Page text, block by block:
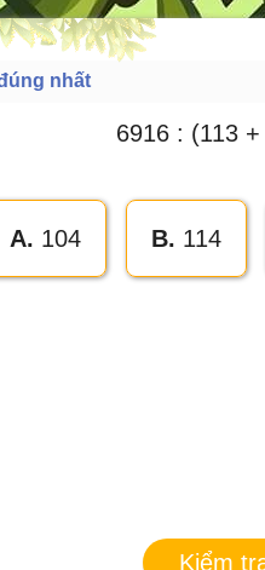
nhất
6916 : (113
A. 104 B. 114
Kiểm